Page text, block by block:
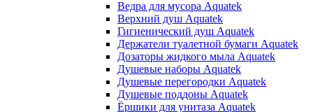
Ведра для мусора Aquatek
Верхний душ Aquatek
Гигиенический душ Aquatek
Держатели туалетной бумаги Aquatek
Дозаторы жидкого мыла Aquatek
Душевые наборы Aquatek
Душевые перегородки Aquatek
Душевые поддоны Aquatek
Ёршики для унитаза Aquatek